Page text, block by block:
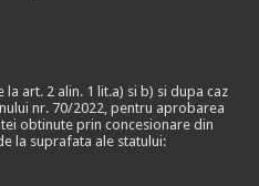
art. 2 alin. 1 lit.a) si b) si dupa caz
nr. 70/2022, pentru aprobarea
obtinute prin concesionare din
la suprafata ale statului: